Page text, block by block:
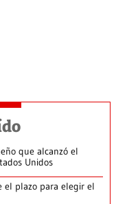
que alcanzó el
Unidos
el plazo para elegir el